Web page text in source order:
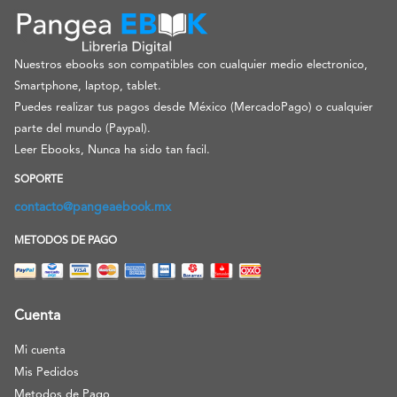
Nuestros ebooks son compatibles con cualquier medio electronico,
Smartphone, laptop, tablet.
Puedes realizar tus pagos desde México (MercadoPago) o cualquier
parte del mundo (Paypal).
Leer Ebooks, Nunca ha sido tan facil.
SOPORTE
contacto@pangeaebook.mx
METODOS DE PAGO
Cuenta
Mi cuenta
Mis Pedidos